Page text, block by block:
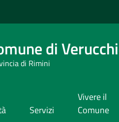
di
di Rimini
Servizi
Vivere il
Comune